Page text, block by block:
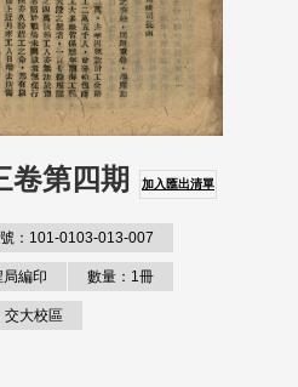
第四期 加入匯出清單
：101-0103-013-007
編印 數量：1冊
交大校區